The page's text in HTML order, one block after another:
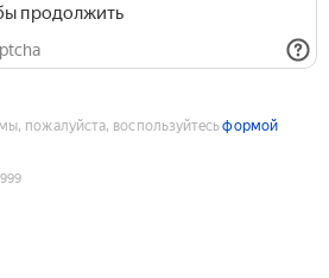
продолжить
пожалуйста, воспользуйтесьформой